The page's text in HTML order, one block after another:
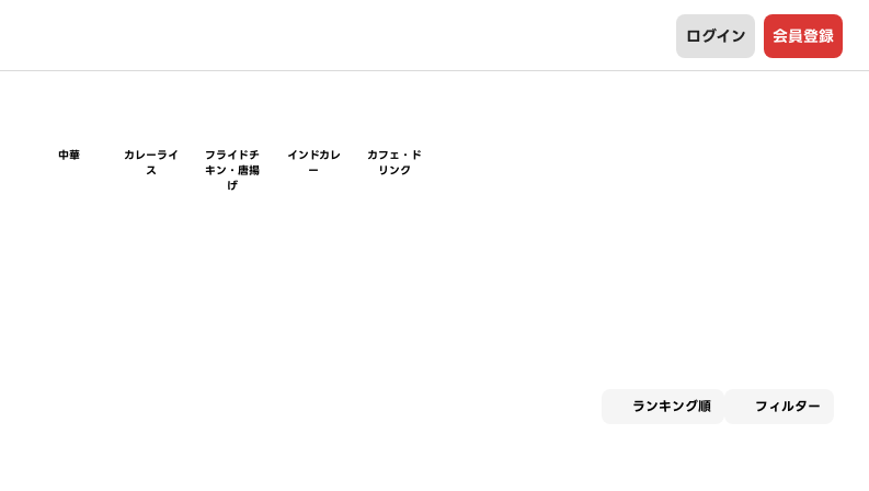
ログイン 会員登録
中華
カレーライ
ス
フライドチ
キン・唐揚
げ
インドカレ
ー
カフェ・ド
リンク
ランキング順 フィルター